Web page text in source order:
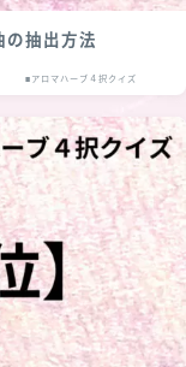
の抽出方法
■アロマハーブ４択クイズ